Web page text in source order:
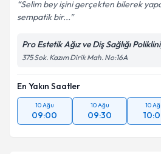
Selim bey işini gerçekten bilerek
sempatik bir...
Pro Estetik Ağız ve Diş Sağlığı
375 Sok. Kazım Dirik Mah. No:16A
En Yakın Saatler
10 Ağu
09:00
10 Ağu
09:30
10